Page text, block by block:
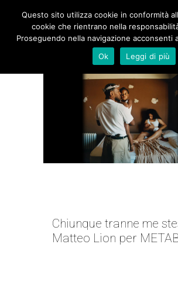
Chiunque tranne me
Matteo Lion per
Questo sito utilizza cookie in conformità
cookie che rientrano nella
Proseguendo nella navigazione acconsenti
Ok
Leggi di più